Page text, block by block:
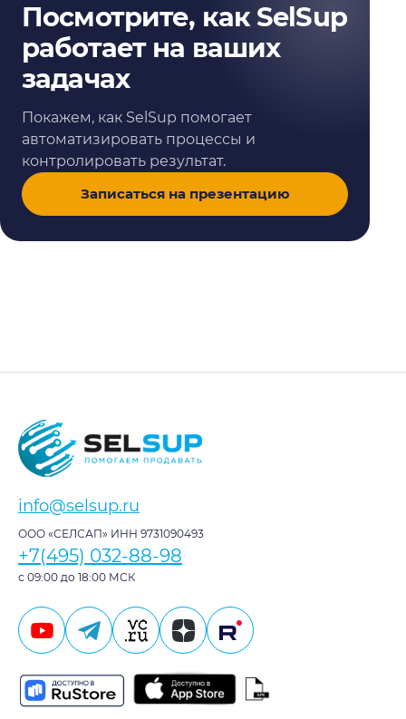
Посмотрите, как SelSup
работает на ваших
задачах
Покажем, как SelSup помогает
автоматизировать процессы и
контролировать результат.
Записаться на презентацию
info@selsup.ru
ООО «СЕЛСАП» ИНН 9731090493
+7(495) 032-88-98
с 09:00 до 18:00 МСК